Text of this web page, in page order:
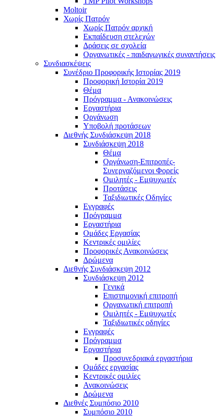
Moltoir
Χωρίς Πατρόν
Χωρίς Πατρόν αρχική
Εκπαίδευση στελεχών
Δράσεις σε σχολεία
Οργανωτικές - παιδαγωγικές συναντήσεις
Συνδιασκέψεις
Συνέδριο Προφορικής Ιστορίας 2019
Προφορική Ιστορία 2019
Θέμα
Πρόγραμμα - Ανακοινώσεις
Εργαστήρια
Οργάνωση
Υποβολή προτάσεων
Διεθνής Συνδιάσκεψη 2018
Συνδιάσκεψη 2018
Θέμα
Οργάνωση-Επιτροπές-
Συνεργαζόμενοι Φορείς
Ομιλητές - Εμψυχωτές
Προτάσεις
Ταξιδιωτικές Οδηγίες
Εγγραφές
Πρόγραμμα
Εργαστήρια
Ομάδες Εργασίας
Κεντρικές ομιλίες
Προφορικές Ανακοινώσεις
Δρώμενα
Διεθνής Συνδιάσκεψη 2012
Συνδιάσκεψη 2012
Γενικά
Επιστημονική επιτροπή
Οργανωτική επιτροπή
Ομιλητές - Εμψυχωτές
Ταξιδιωτικές οδηγίες
Εγγραφές
Πρόγραμμα
Εργαστήρια
Προσυνεδριακά εργαστήρια
Ομάδες εργασίας
Κεντρικές ομιλίες
Ανακοινώσεις
Δρώμενα
Διεθνές Συμπόσιο 2010
Συμπόσιο 2010